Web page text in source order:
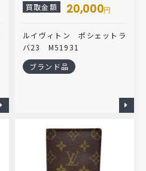
買取金額 20,000円
ルイヴィトン ポシェットラ
バ23 M51931
ブランド品